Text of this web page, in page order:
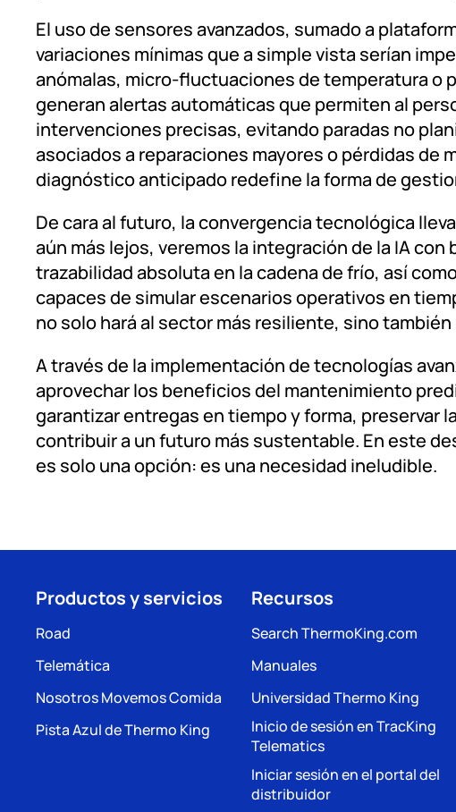
El uso de sensores avanzados, sumado a
variaciones mínimas que a simple vista serían
anómalas, micro-fluctuaciones de temperatura o
generan alertas automáticas que permiten al
intervenciones precisas, evitando paradas no
asociados a reparaciones mayores o pérdidas de
diagnóstico anticipado redefine la forma de
De cara al futuro, la convergencia tecnológica
aún más lejos, veremos la integración de la IA con
trazabilidad absoluta en la cadena de frío, así
capaces de simular escenarios operativos en
no solo hará al sector más resiliente, sino
A través de la implementación de tecnologías
aprovechar los beneficios del mantenimiento
garantizar entregas en tiempo y forma, preservar
contribuir a un futuro más sustentable. En este
es solo una opción: es una necesidad ineludible.
Productos y servicios
Road
Telemática
Nosotros Movemos Comida
Pista Azul de Thermo King
Recursos
Search ThermoKing.com
Manuales
Universidad Thermo King
Inicio de sesión en TracKing
Telematics
Iniciar sesión en el portal del
distribuidor